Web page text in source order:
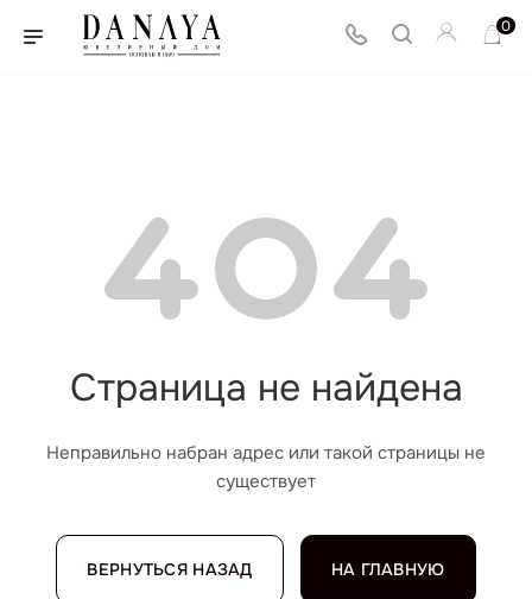
0
Страница не найдена
Неправильно набран адрес или такой страницы не
существует
ВЕРНУТЬСЯ НАЗАД НА ГЛАВНУЮ